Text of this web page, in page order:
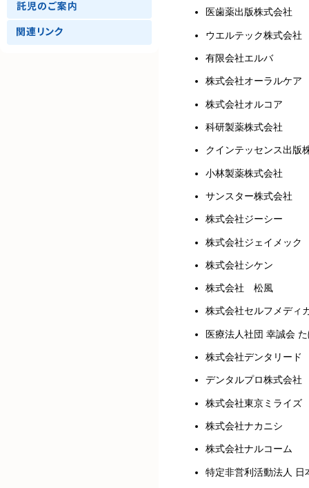
医歯薬出版株式会社
ウエルテック株式会社
有限会社エルバ
株式会社オーラルケア
株式会社オルコア
科研製薬株式会社
クインテッセンス出版
小林製薬株式会社
サンスター株式会社
株式会社ジーシー
株式会社ジェイメック
株式会社シケン
株式会社 松風
株式会社セルフメディ
医療法人社団 幸誠会
株式会社デンタリード
デンタルプロ株式会社
株式会社東京ミライズ
株式会社ナカニシ
株式会社ナルコーム
特定非営利活動法人 日